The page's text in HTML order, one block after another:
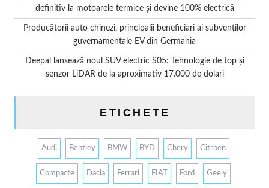
definitiv la motoarele termice și devine 100% electrică
Producătorii auto chinezi, principalii beneficiari ai subvenților
guvernamentale EV din Germania
Deepal lansează noul SUV electric S05: Tehnologie de top și
senzor LiDAR de la aproximativ 17.000 de dolari
ETICHETE
Audi Bentley BMW BYD Chery Citroen
Compacte Dacia Ferrari FIAT Ford Geely